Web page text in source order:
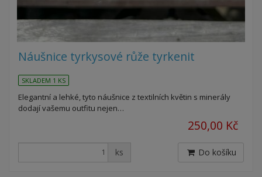
Náušnice tyrkysové růže tyrkenit
SKLADEM 1 KS
Elegantní a lehké, tyto náušnice z textilních květin s minerály
dodají vašemu outfitu nejen…
250,00 Kč
ks Do košíku